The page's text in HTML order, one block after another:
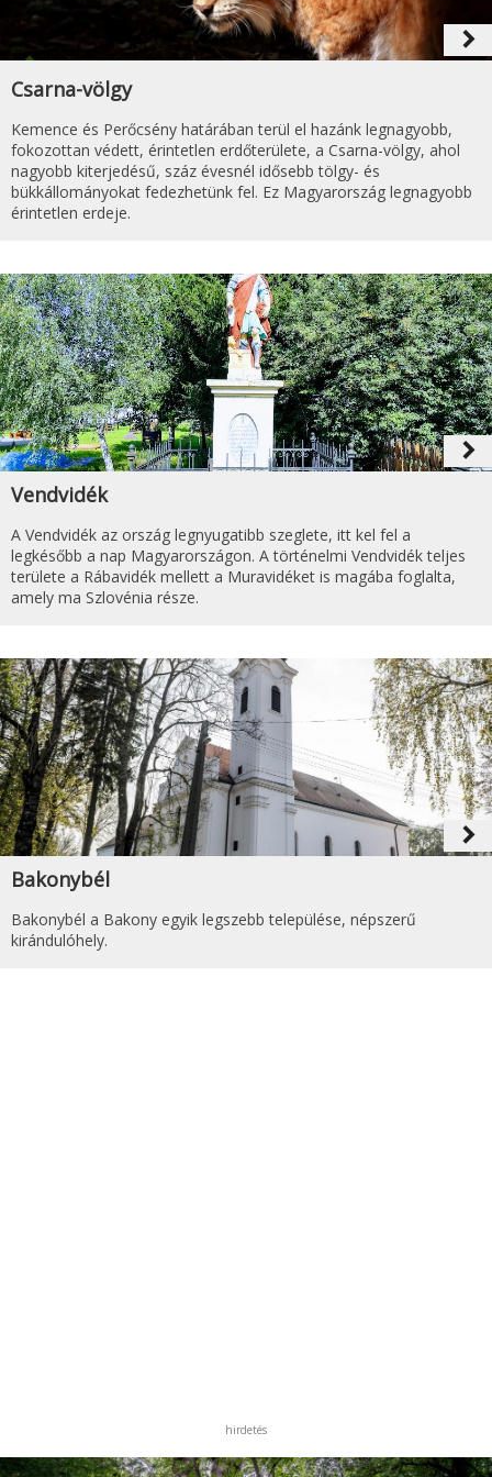
navigate_next
Csarna-völgy
Kemence és Perőcsény határában terül el hazánk legnagyobb,
fokozottan védett, érintetlen erdőterülete, a Csarna-völgy, ahol
nagyobb kiterjedésű, száz évesnél idősebb tölgy- és
bükkállományokat fedezhetünk fel. Ez Magyarország legnagyobb
érintetlen erdeje.
navigate_next
Vendvidék
A Vendvidék az ország legnyugatibb szeglete, itt kel fel a
legkésőbb a nap Magyarországon. A történelmi Vendvidék teljes
területe a Rábavidék mellett a Muravidéket is magába foglalta,
amely ma Szlovénia része.
navigate_next
Bakonybél
Bakonybél a Bakony egyik legszebb települése, népszerű
kirándulóhely.
hirdetés